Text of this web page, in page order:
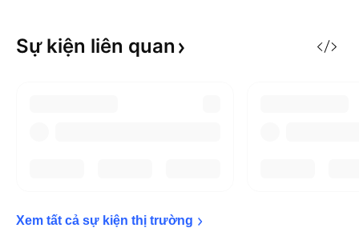
Sự kiện liên quan
Xem tất cả sự kiện thị trường